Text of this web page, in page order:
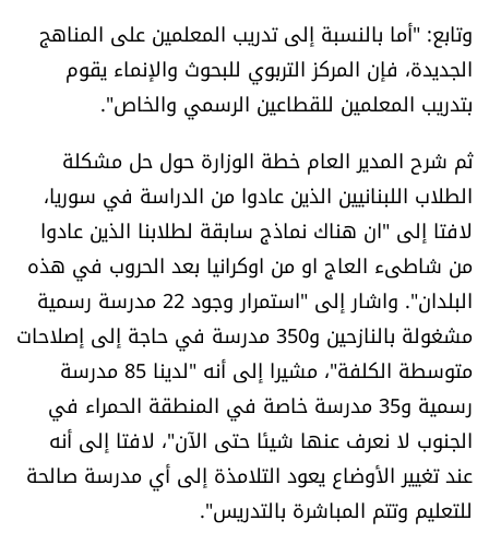
وتابع: "أما بالنسبة إلى تدريب المعلمين على المناهج
الجديدة، فإن المركز التربوي للبحوث والإنماء يقوم
بتدريب المعلمين للقطاعين الرسمي والخاص".
ثم شرح المدير العام خطة الوزارة حول حل مشكلة
الطلاب اللبنانيين الذين عادوا من الدراسة في سوريا،
لافتا إلى "ان هناك نماذج سابقة لطلابنا الذين عادوا
من شاطىء العاج او من اوكرانيا بعد الحروب في هذه
البلدان". واشار إلى "استمرار وجود 22 مدرسة رسمية
مشغولة بالنازحين و350 مدرسة في حاجة إلى إصلاحات
متوسطة الكلفة"، مشيرا إلى أنه "لدينا 85 مدرسة
رسمية و35 مدرسة خاصة في المنطقة الحمراء في
الجنوب لا نعرف عنها شيئا حتى الآن"، لافتا إلى أنه
عند تغيير الأوضاع يعود التلامذة إلى أي مدرسة صالحة
للتعليم وتتم المباشرة بالتدريس".